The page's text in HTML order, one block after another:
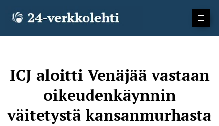
ICJ aloitti Venäjää vastaan
oikeudenkäynnin
väitetystä kansanmurhasta